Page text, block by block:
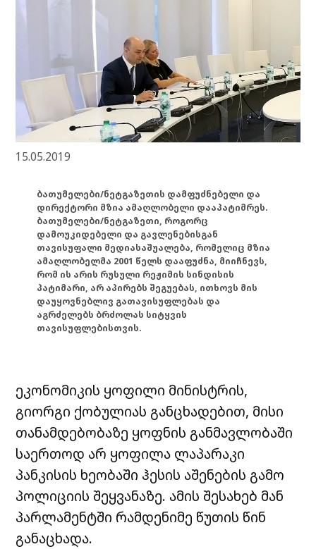
15.05.2019
ბათუმელები/ნეტგაზეთის დამფუძნებელი და
დირექტორი მზია ამაღლობელი დააპატიმრეს.
ბათუმელები/ნეტგაზეთი, როგორც
დამოუკიდებელი და გავლენებისგან
თავისუფალი მედიასაშუალება, რომელიც მზია
ამაღლობელმა 2001 წელს დააფუძნა, მიიჩნევს,
რომ ის არის რუსული რეჟიმის სინდისის
პატიმარი, არ აპირებს შეგუებას, ითხოვს მის
დაუყოვნებლივ გათავისუფლებას და
აგრძელებს ბრძოლას სიტყვის
თავისუფლებისთვის.
ეკონომიკის ყოფილი მინისტრის,
გიორგი ქობულიას განცხადებით, მისი
თანამდებობაზე ყოფნის განმავლობაში
საერთოდ არ ყოფილა ლაპარაკი
პანკისის ხეობაში ჰესის აშენების გამო
პოლიციის შეყვანაზე. ამის შესახებ მან
პარლამენტში რამდენიმე წუთის წინ
განაცხადა.